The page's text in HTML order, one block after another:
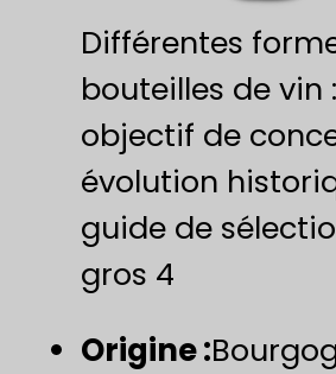
Différentes
bouteilles de vin :
objectif de
évolution
guide de
gros 4
Origine :